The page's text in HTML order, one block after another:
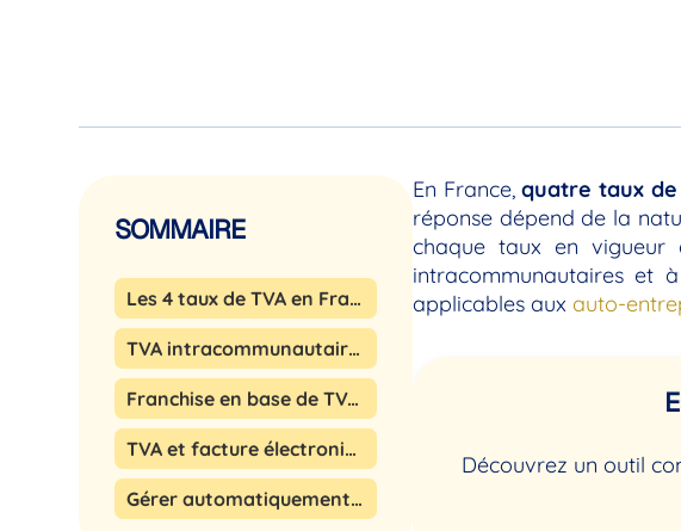
SOMMAIRE
Les 4 taux de TVA en France en 2026
TVA intracommunautaire et ventes à l’étranger en 2026
Franchise en base de TVA : pour qui en 2026 ?
TVA et facture électronique en 2026-2027
Gérer automatiquement les taux de TVA avec Kwixéo
En France,quatre taux de
réponse dépend de la
chaque taux en vigueur
intracommunautaires et
applicables aux auto-
Découvrez un outil